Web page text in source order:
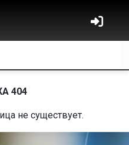
404
не существует.